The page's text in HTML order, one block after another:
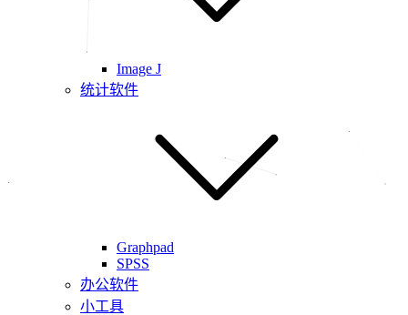
Image J
统计软件
Graphpad
SPSS
办公软件
小工具